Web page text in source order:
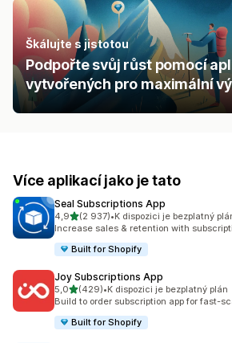
Škálujte s jistotou
Podpořte svůj růst pomocí
vytvořených pro maximální
Více aplikací jako je tato
Seal Subscriptions App
4,9z 5 hvězd
(2 937)
Celkový počet recenzí: 2937
•K dispozici je bezplatný
Increase sales & retention with
Built for Shopify
Joy Subscriptions App
5,0z 5 hvězd
(429)
Celkový počet recenzí: 429
•K dispozici je bezplatný plán
Build to order subscription app for fast-
Built for Shopify